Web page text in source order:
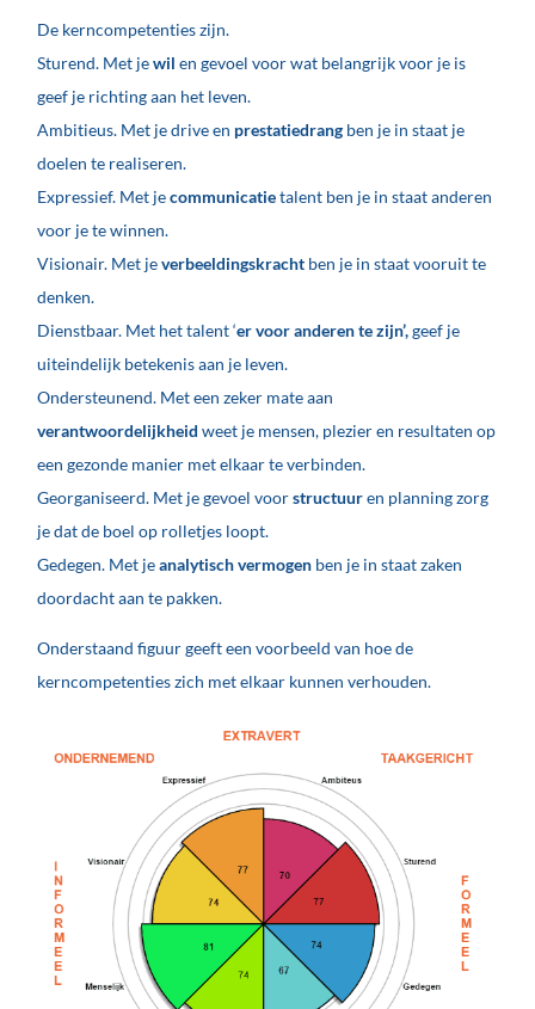
De kerncompetenties zijn.
Sturend. Met jewil en gevoel voor wat belangrijk voor je is
geef je richting aan het leven.
Ambitieus. Met je drive en prestatiedrang ben je in staat je
doelen te realiseren.
Expressief. Met jecommunicatietalent ben je in staat anderen
voor je te winnen.
Visionair. Met jeverbeeldingskracht ben je in staat vooruit te
denken.
Dienstbaar. Met het talent ‘er voor anderen te zijn’,geef je
uiteindelijk betekenis aan je leven.
Ondersteunend. Met een zeker mate aan
verantwoordelijkheid weet je mensen, plezier en resultaten op
een gezonde manier met elkaar te verbinden.
Georganiseerd. Met je gevoel voorstructuuren planning zorg
je dat de boel op rolletjes loopt.
Gedegen. Met jeanalytisch vermogen ben je in staat zaken
doordacht aan te pakken.
Onderstaand figuur geeft een voorbeeld van hoe de
kerncompetenties zich met elkaar kunnen verhouden.